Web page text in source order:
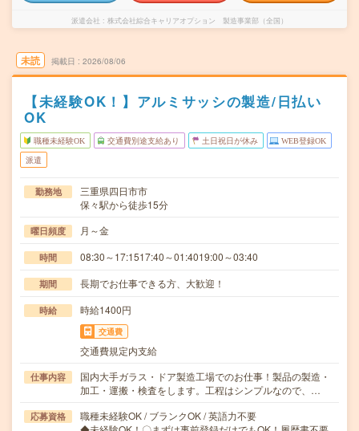
派遣会社 株式会社綜合キャリアオプション 製造事業部（全国）
未読 掲載日 2026/08/06
【未経験OK！】アルミサッシの製造/日払い
OK
職種未経験OK 交通費別途支給あり 土日祝日が休み WEB登録OK
派遣
勤務地
三重県四日市市
保々駅から徒歩15分
曜日頻度 月～金
時間 08:30～17:1517:40～01:4019:00～03:40
期間 長期でお仕事できる方、大歓迎！
時給 時給1400円
交通費
交通費規定内支給
仕事内容
国内大手ガラス・ドア製造工場でのお仕事！製品の製造・
加工・運搬・検査をします。工程はシンプルなので、…
応募資格
職種未経験OK / ブランクOK / 英語力不要